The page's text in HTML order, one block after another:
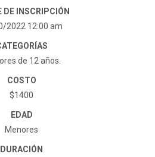
DE INSCRIPCIÓN
2022 12:00 am
de 12 años.
COSTO
$1400
EDAD
Menores
DURACIÓN